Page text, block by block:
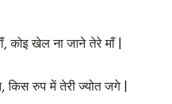
कोइ खेल ना जाने तेरे माँ |
किस रुप में तेरी ज्योत जगे |